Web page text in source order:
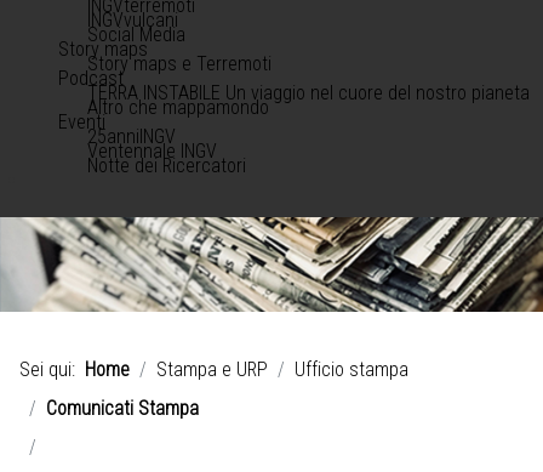
INGVterremoti
INGVvulcani
Social Media
Story maps
Story maps e Terremoti
Podcast
TERRA INSTABILE Un viaggio nel cuore del nostro pianeta
Altro che mappamondo
Eventi
25anniINGV
Ventennale INGV
Notte dei Ricercatori
Sei qui: Home Stampa e URP
Ufficio stampa
Comunicati Stampa